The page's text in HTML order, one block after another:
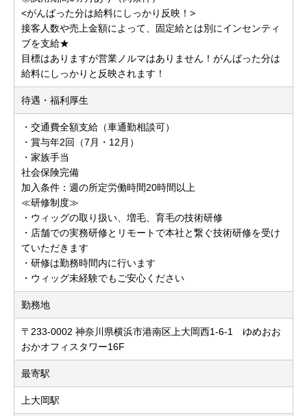
<がんばった分は給料にしっかり反映！>
接客人数や売上金額によって、固定給とは別にインセンティ
ブを支給★
目標はありますが営業ノルマはありません！がんばった分は
給料にしっかりと反映されます！
待遇・福利厚生
・交通費全額支給（車通勤相談可）
・賞与年2回（7月・12月）
・家族手当
社会保険完備
加入条件：週の所定労働時間20時間以上
≪研修制度≫
・ウィッグの取り扱い、増毛、育毛の技術研修
・店舗での実務研修とリモートで本社と繋ぐ技術研修を受け
ていただきます
・研修は勤務時間内に行います
・ウィッグ未経験でもご安心ください
勤務地
〒233-0002 神奈川県横浜市港南区上大岡西1-6-1 ゆめおお
おかオフィスタワー16F
最寄駅
上大岡駅